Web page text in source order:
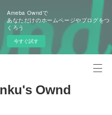
Ameba Owndで
あなただけのホームページやブログをつ
くろう
今すぐ試す
Ownd